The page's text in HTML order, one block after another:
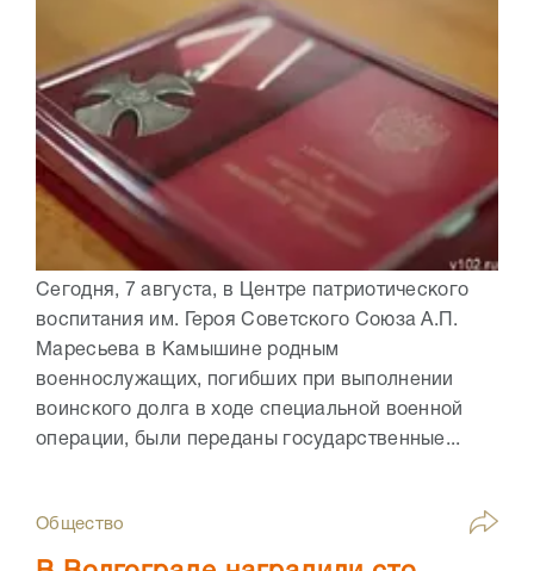
Сегодня, 7 августа, в Центре патриотического
воспитания им. Героя Советского Союза А.П.
Маресьева в Камышине родным
военнослужащих, погибших при выполнении
воинского долга в ходе специальной военной
операции, были переданы государственные...
Общество